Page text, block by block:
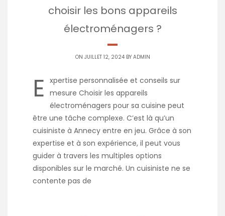
choisir les bons appareils
électroménagers ?
ON JUILLET 12, 2024 BY ADMIN
E xpertise personnalisée et conseils sur
mesure Choisir les appareils
électroménagers pour sa cuisine peut
être une tâche complexe. C’est là qu’un
cuisiniste à Annecy entre en jeu. Grâce à son
expertise et à son expérience, il peut vous
guider à travers les multiples options
disponibles sur le marché. Un cuisiniste ne se
contente pas de